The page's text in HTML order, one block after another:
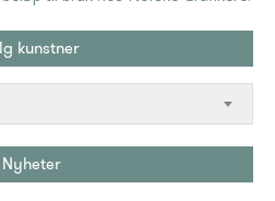
kunstner
Nyheter